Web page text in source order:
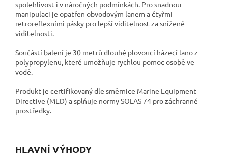
spolehlivost i v náročných podmínkách. Pro snadnou
manipulaci je opatřen obvodovým lanem a čtyřmi
retroreflexními pásky pro lepší viditelnost za snížené
viditelnosti.
Součástí balení je 30 metrů dlouhé plovoucí házecí lano z
polypropylenu, které umožňuje rychlou pomoc osobě ve
vodě.
Produkt je certifikovaný dle směrnice Marine Equipment
Directive (MED) a splňuje normy SOLAS 74 pro záchranné
prostředky.
HLAVNÍ VÝHODY